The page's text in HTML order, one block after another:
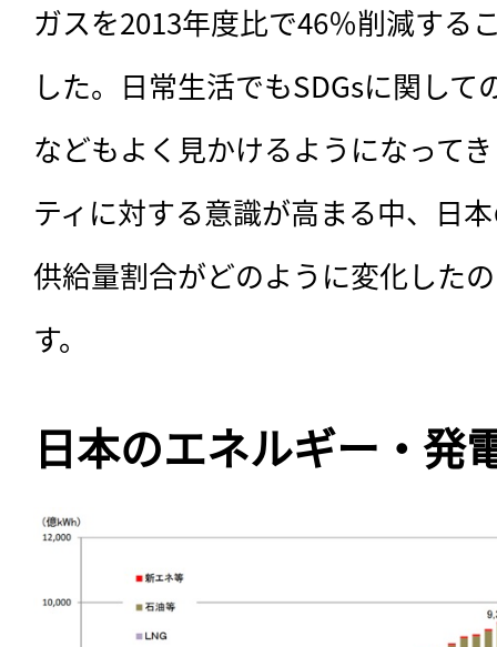
ガスを2013年度比で46％削減する
した。日常生活でもSDGsに関し
などもよく見かけるようになって
ティに対する意識が高まる中、日
供給量割合がどのように変化した
す。
日本のエネルギー・発